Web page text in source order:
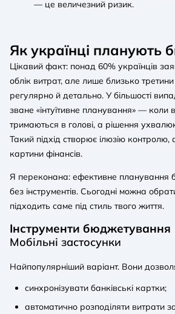
— це величезний ризик.
Як українці планують
Цікавий факт: понад 60% українців
облік витрат, але лише близько
регулярно й детально. У більшості
зване «інтуїтивне планування» — коли
тримаються в голові, а рішення
Такий підхід створює ілюзію контролю,
картини фінансів.
Я переконана: ефективне планування
без інструментів. Сьогодні можна
підходить саме під стиль твого життя.
Інструменти бюджетування
Мобільні застосунки
Найпопулярніший варіант. Вони
синхронізувати банківські картки;
автоматично розподіляти витрати